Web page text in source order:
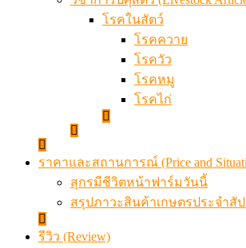
โรคในสัตว์
โรคควาย
โรควัว
โรคหมู
โรคไก่
ราคาและสถานการณ์ (Price and
สุกรมีชีวิตหน้าฟาร์มวันนี้
สรุปภาวะสินค้าเกษตรประจำสั
รีวิว (Review)